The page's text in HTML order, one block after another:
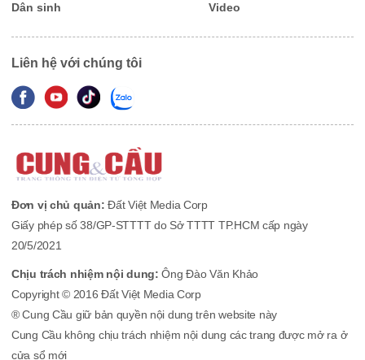
Dân sinh Video
Liên hệ với chúng tôi
Đơn vị chủ quản: Đất Việt Media Corp
Giấy phép số 38/GP-STTTT do Sở TTTT TP.HCM cấp ngày
20/5/2021
Chịu trách nhiệm nội dung:Ông Đào Văn Khảo
Copyright © 2016 Đất Việt Media Corp
® Cung Cầu giữ bản quyền nội dung trên website này
Cung Cầu không chịu trách nhiệm nội dung các trang được mở ra ở
cửa sổ mới